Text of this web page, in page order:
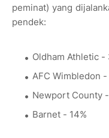
peminat) yang
pendek:
Oldham Athletic -
AFC Wimbledon -
Newport County
Barnet - 14%